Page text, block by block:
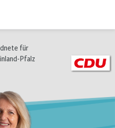
für
Pfalz